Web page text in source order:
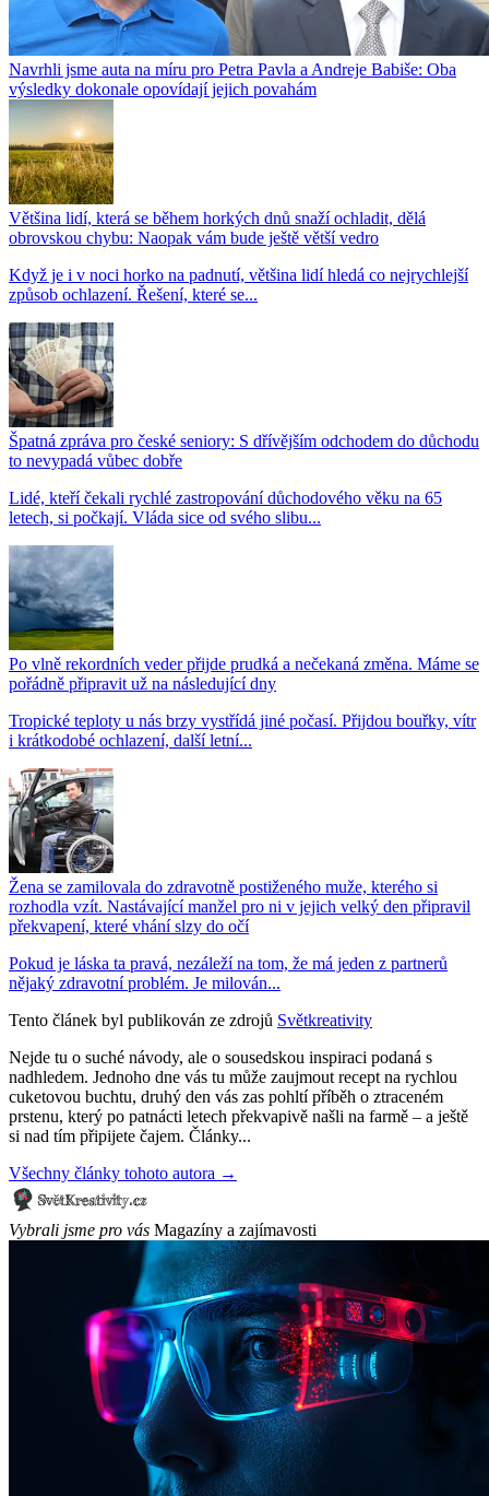
Navrhli jsme auta na míru pro Petra Pavla a Andreje Babiše: Oba
výsledky dokonale opovídají jejich povahám
Většina lidí, která se během horkých dnů snaží ochladit, dělá
obrovskou chybu: Naopak vám bude ještě větší vedro
Když je i v noci horko na padnutí, většina lidí hledá co nejrychlejší
způsob ochlazení. Řešení, které se...
Špatná zpráva pro české seniory: S dřívějším odchodem do důchodu
to nevypadá vůbec dobře
Lidé, kteří čekali rychlé zastropování důchodového věku na 65
letech, si počkají. Vláda sice od svého slibu...
Po vlně rekordních veder přijde prudká a nečekaná změna. Máme se
pořádně připravit už na následující dny
Tropické teploty u nás brzy vystřídá jiné počasí. Přijdou bouřky, vítr
i krátkodobé ochlazení, další letní...
Žena se zamilovala do zdravotně postiženého muže, kterého si
rozhodla vzít. Nastávající manžel pro ni v jejich velký den připravil
překvapení, které vhání slzy do očí
Pokud je láska ta pravá, nezáleží na tom, že má jeden z partnerů
nějaký zdravotní problém. Je milován...
Tento článek byl publikován ze zdrojů Světkreativity
Nejde tu o suché návody, ale o sousedskou inspiraci podaná s
nadhledem. Jednoho dne vás tu může zaujmout recept na rychlou
cuketovou buchtu, druhý den vás zas pohltí příběh o ztraceném
prstenu, který po patnácti letech překvapivě našli na farmě – a ještě
si nad tím připijete čajem. Články...
Všechny články tohoto autora →
Vybrali jsme pro vás Magazíny a zajímavosti